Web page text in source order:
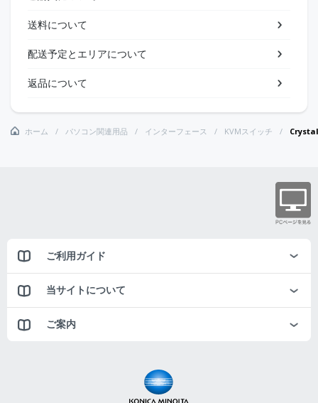
送料について
配送予定とエリアについて
返品について
ホーム パソコン関連用品 インターフェース KVMスイッチ
ご利用ガイド
当サイトについて
ご案内